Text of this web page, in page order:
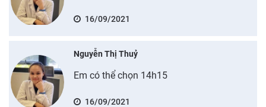
16/09/2021
Nguyễn Thị Thuỷ
Em có thể chọn 14h15
16/09/2021